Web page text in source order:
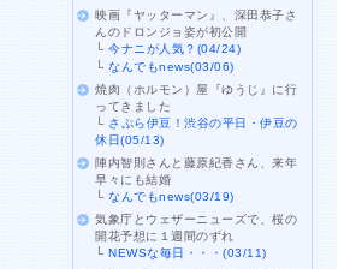
映画『ヤッターマン』、深田恭子さ
んのドロンジョ姿が初公開
└今ナニが人気？(04/24)
└なんでもnews(03/06)
焼肉（ホルモン）屋『ゆうじ』に行
ってきました
└ さぷら伊豆！渋谷の平日・伊豆の
休日(05/13)
陣内智則さんと藤原紀香さん、来年
早々にも結婚
└なんでもnews(03/19)
気象庁とウェザーニューズで、桜の
開花予想に１週間のずれ
└NEWSな毎日・・・(03/11)